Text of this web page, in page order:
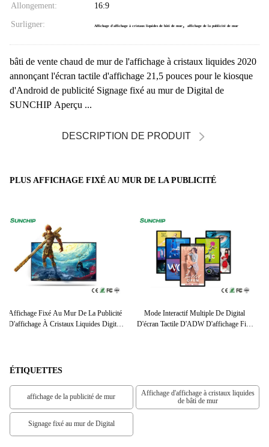
Allongement: 16:9
Surligner: Affichage d'affichage à cristaux liquides de bâti de mur, affichage de la publicité de mur
bâti de vente chaud de mur de l'affichage à cristaux liquides 2020
annonçant l'écran tactile d'affichage 21,5 pouces pour le kiosque
d'Android de publicité Signage fixé au mur de Digital de
SUNCHIP Aperçu ...
DESCRIPTION DE PRODUIT
PLUS AFFICHAGE FIXÉ AU MUR DE LA PUBLICITÉ
Écran Tactile Fixé Au Mur Extérieur
D'intérieur De Wifi D'affichage De La
23,8" 24" 27" Affichage Fixé Au Mur De
La Publicité, Écrans Interactifs
ÉTIQUETTES
affichage de la publicité de mur
Affichage d'affichage à cristaux liquides
de bâti de mur
Signage fixé au mur de Digital